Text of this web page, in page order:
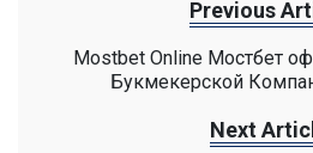
Previous
Mostbet Online Мостбет
Букмекерской
Next